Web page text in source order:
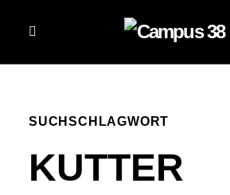
SUCHSCHLAGWORT
KUTTER